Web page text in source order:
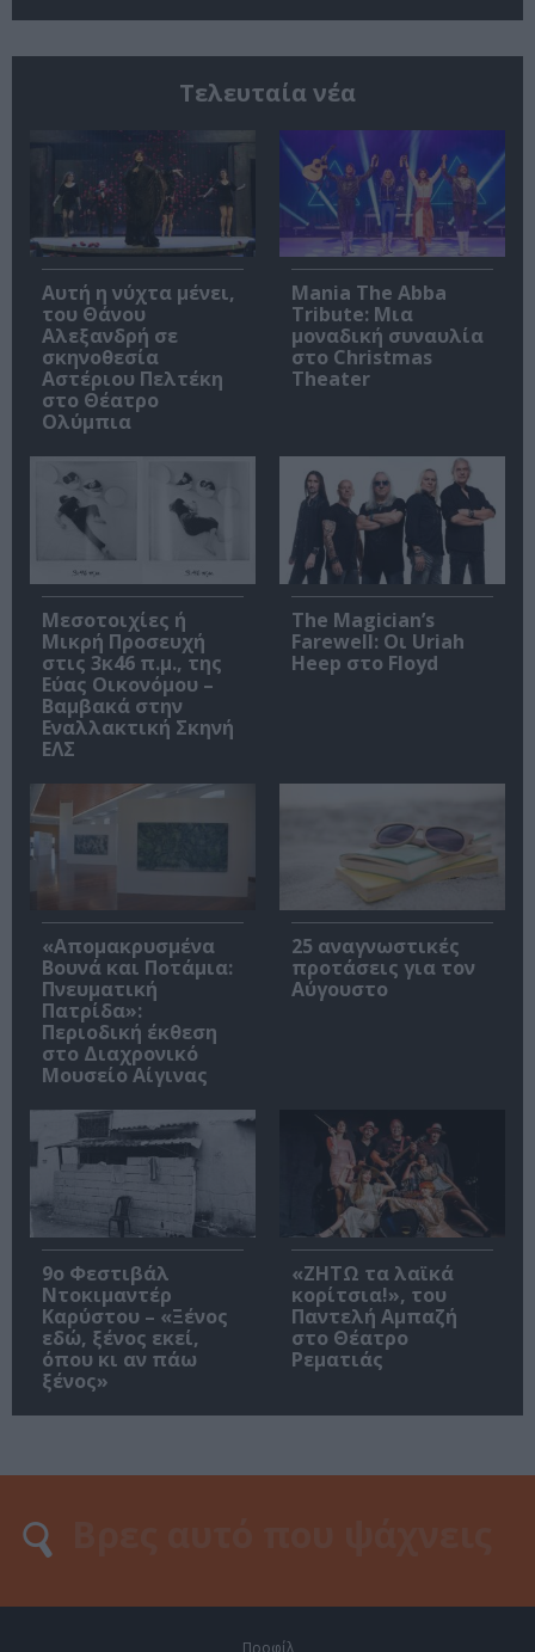
Τελευταία νέα
Αυτή η νύχτα μένει,
του Θάνου
Αλεξανδρή σε
σκηνοθεσία
Αστέριου Πελτέκη
στο Θέατρο
Ολύμπια
Mania The Abba
Tribute: Μια
μοναδική συναυλία
στο Christmas
Theater
Μεσοτοιχίες ή
Μικρή Προσευχή
στις 3κ46 π.μ., της
Εύας Οικονόμου –
Βαμβακά στην
Εναλλακτική Σκηνή
ΕΛΣ
The Magician’s
Farewell: Οι Uriah
Heep στο Floyd
«Απομακρυσμένα
Βουνά και Ποτάμια:
Πνευματική
Πατρίδα»:
Περιοδική έκθεση
στο Διαχρονικό
Μουσείο Αίγινας
25 αναγνωστικές
προτάσεις για τον
Αύγουστο
9ο Φεστιβάλ
Ντοκιμαντέρ
Καρύστου – «Ξένος
εδώ, ξένος εκεί,
όπου κι αν πάω
ξένος»
«ΖΗΤΩ τα λαϊκά
κορίτσια!», του
Παντελή Αμπαζή
στο Θέατρο
Ρεματιάς
Προφίλ